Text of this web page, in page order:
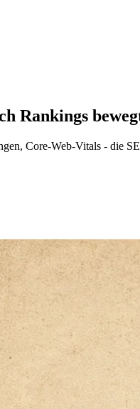
Rankings
Core-Web-Vitals - die